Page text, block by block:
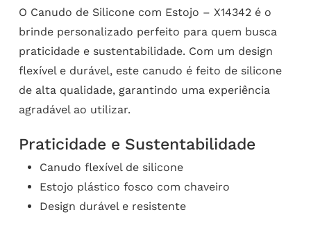
O Canudo de Silicone com Estojo – X14342 é o
brinde personalizado perfeito para quem busca
praticidade e sustentabilidade. Com um design
flexível e durável, este canudo é feito de silicone
de alta qualidade, garantindo uma experiência
agradável ao utilizar.
Praticidade e Sustentabilidade
Canudo flexível de silicone
Estojo plástico fosco com chaveiro
Design durável e resistente